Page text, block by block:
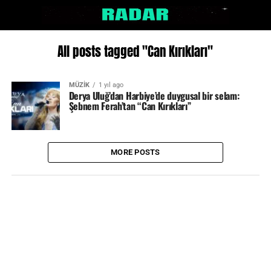
All posts tagged "Can Kırıkları"
MÜZİK 1 yıl ago
Derya Uluğ’dan Harbiye’de duygusal bir selam:
Şebnem Ferah’tan “Can Kırıkları”
MORE POSTS